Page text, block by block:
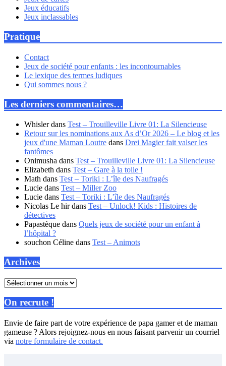
Jeux éducatifs
Jeux inclassables
Pratique
Contact
Jeux de société pour enfants : les incontournables
Le lexique des termes ludiques
Qui sommes nous ?
Les derniers commentaires…
Whislerdans Test – Trouilleville Livre 01: La Silencieuse
Retour sur les nominations aux As d’Or 2026 – Le blog et les
jeux d'une Maman Loutre dans Drei Magier fait valser les
fantômes
Onimusha dans Test – Trouilleville Livre 01: La Silencieuse
Elizabeth dans Test – Gare à la toile !
Math dans Test – Toriki : L’île des Naufragés
Lucie dans Test – Miller Zoo
Lucie dans Test – Toriki : L’île des Naufragés
Nicolas Le hirdans Test – Unlock! Kids : Histoires de
détectives
Papastèque dans Quels jeux de société pour un enfant à
l’hôpital ?
souchon Céline dans Test – Animots
Archives
Archives
On recrute !
Envie de faire part de votre expérience de papa gamer et de maman
gameuse ? Alors rejoignez-nous en nous faisant parvenir un courriel
via notre formulaire de contact.